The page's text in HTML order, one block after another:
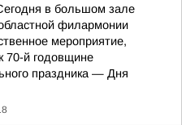
в большом зале
филармонии
мероприятие,
70-й годовщине
праздника — Дня